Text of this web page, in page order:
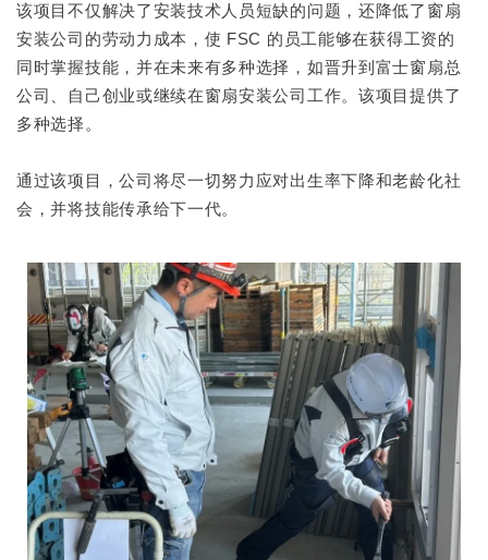
该项目不仅解决了安装技术人员短缺的问题，还降低了窗扇
安装公司的劳动力成本，使 FSC 的员工能够在获得工资的
同时掌握技能，并在未来有多种选择，如晋升到富士窗扇总
公司、自己创业或继续在窗扇安装公司工作。该项目提供了
多种选择。
通过该项目，公司将尽一切努力应对出生率下降和老龄化社
会，并将技能传承给下一代。